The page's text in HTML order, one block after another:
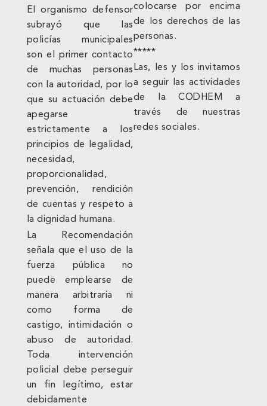
El organismo defensor
subrayó que las
policías municipales
son el primer contacto
de muchas personas
con la autoridad, por lo
que su actuación debe
apegarse
estrictamente a los
principios de legalidad,
necesidad,
proporcionalidad,
prevención, rendición
de cuentas y respeto a
la dignidad humana.
La Recomendación
señala que el uso de la
fuerza pública no
puede emplearse de
manera arbitraria ni
como forma de
castigo, intimidación o
abuso de autoridad.
Toda intervención
policial debe perseguir
un fin legítimo, estar
debidamente
colocarse por encima
de los derechos de las
personas.
*****
Las, les y los invitamos
a seguir las actividades
de la CODHEM a
través de nuestras
redes sociales.